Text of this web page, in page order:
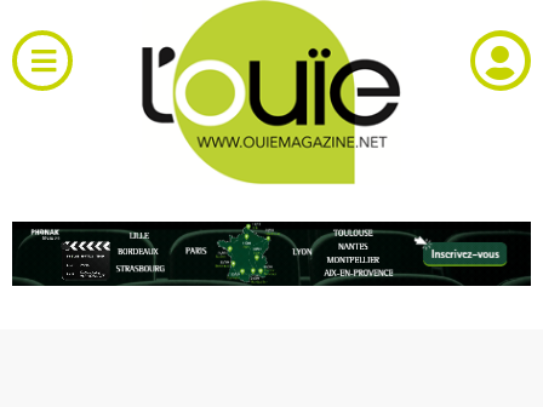
au
contenu
Toggle
Navigation
RH et emploi